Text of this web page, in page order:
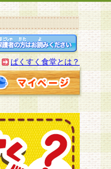
ぱくすく食堂とは？